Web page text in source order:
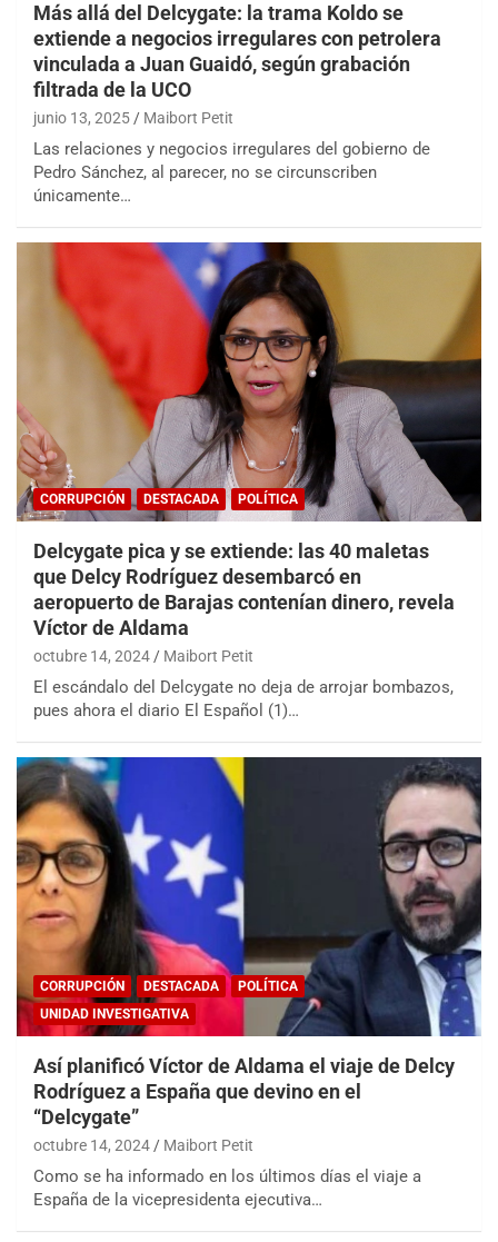
Más allá del Delcygate: la trama Koldo se
extiende a negocios irregulares con petrolera
vinculada a Juan Guaidó, según grabación
filtrada de la UCO
junio 13, 2025 Maibort Petit
Las relaciones y negocios irregulares del gobierno de
Pedro Sánchez, al parecer, no se circunscriben
únicamente…
CORRUPCIÓN DESTACADA POLÍTICA
Delcygate pica y se extiende: las 40 maletas
que Delcy Rodríguez desembarcó en
aeropuerto de Barajas contenían dinero, revela
Víctor de Aldama
octubre 14, 2024 Maibort Petit
El escándalo del Delcygate no deja de arrojar bombazos,
pues ahora el diario El Español (1)…
CORRUPCIÓN DESTACADA
POLÍTICA
UNIDAD INVESTIGATIVA
Así planificó Víctor de Aldama el viaje de Delcy
Rodríguez a España que devino en el
“Delcygate”
octubre 14, 2024 Maibort Petit
Como se ha informado en los últimos días el viaje a
España de la vicepresidenta ejecutiva…